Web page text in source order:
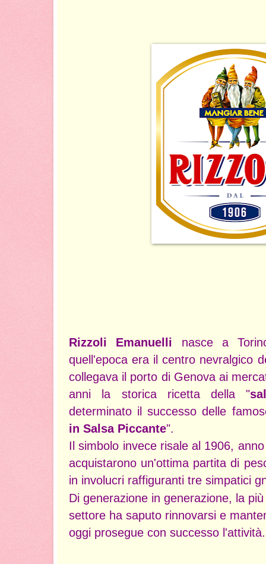
Rizzoli Emanuelli nasce a
quell'epoca era il centro nevralgico
collegava il porto di Genova ai
anni la storica ricetta della "
determinato il successo delle
in Salsa Piccante".
Il simbolo invece risale al 1906,
acquistarono un'ottima partita di
in involucri raffiguranti tre simpatici
Di generazione in generazione, la
settore ha saputo rinnovarsi e
oggi prosegue con successo l'attività.